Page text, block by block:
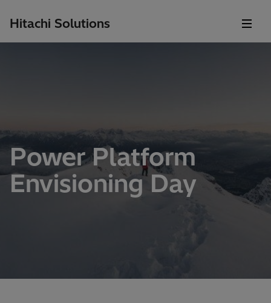
Hitachi Solutions
Power Platform
Envisioning Day